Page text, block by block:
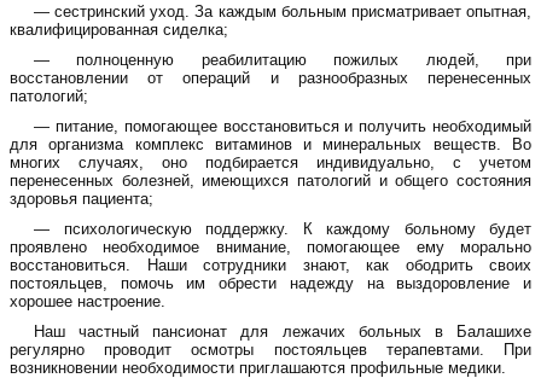
—сестринский уход . За каждым больным присматривает опытная,
квалифицированная сиделка;
— полноценную реабилитацию пожилых людей, при
восстановлении от операций и разнообразных перенесенных
патологий;
— питание, помогающее восстановиться и получить необходимый
для организма комплекс витаминов и минеральных веществ. Во
многих случаях, оно подбирается индивидуально, с учетом
перенесенных болезней, имеющихся патологий и общего состояния
здоровья пациента;
— психологическую поддержку. К каждому больному будет
проявлено необходимое внимание, помогающее ему морально
восстановиться. Наши сотрудники знают, как ободрить своих
постояльцев, помочь им обрести надежду на выздоровление и
хорошее настроение.
Наш частный пансионат для лежачих больных в Балашихе
регулярно проводит осмотры постояльцев терапевтами. При
возникновении необходимости приглашаются профильные медики.